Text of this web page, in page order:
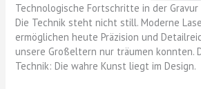
Technologische Fortschritte in der Gravur
Die Technik steht nicht still. Moderne
ermöglichen heute Präzision und
unsere Großeltern nur träumen konnten.
Technik: Die wahre Kunst liegt im Design.